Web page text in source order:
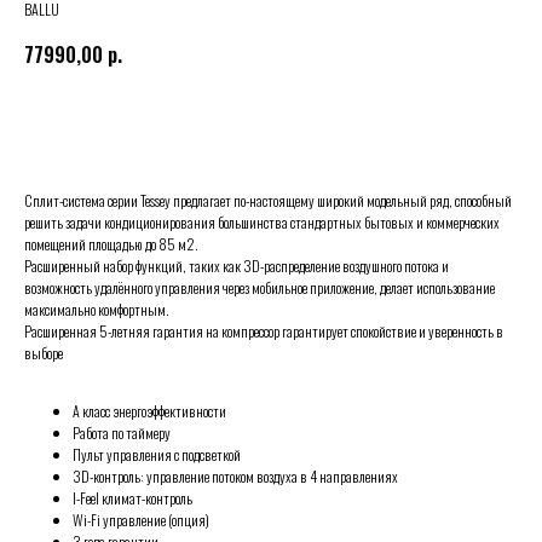
BALLU
77990,00 р.
Сплит-система серии Tessey предлагает по-настоящему широкий модельный ряд, способный
решить задачи кондиционирования большинства стандартных бытовых и коммерческих
помещений площадью до 85 м2.
Расширенный набор функций, таких как 3D-распределение воздушного потока и
возможность удалённого управления через мобильное приложение, делает использование
максимально комфортным.
Расширенная 5-летняя гарантия на компрессор гарантирует спокойствие и уверенность в
выборе
A класс энергоэффективности
Работа по таймеру
Пульт управления с подсветкой
3D-контроль: управление потоком воздуха в 4 направлениях
I-Feel климат-контроль
Wi-Fi управление (опция)